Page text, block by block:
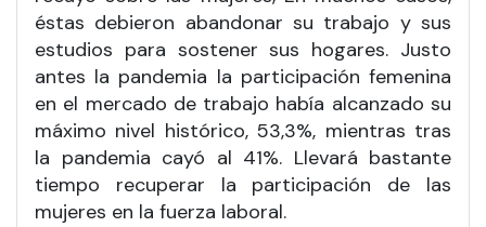
éstas debieron abandonar su trabajo y sus
estudios para sostener sus hogares. Justo
antes la pandemia la participación femenina
en el mercado de trabajo había alcanzado su
máximo nivel histórico, 53,3%, mientras tras
la pandemia cayó al 41%. Llevará bastante
tiempo recuperar la participación de las
mujeres en la fuerza laboral.